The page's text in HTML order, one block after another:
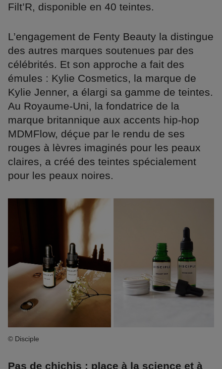
Filt’R, disponible en 40 teintes.
L’engagement de Fenty Beauty la distingue
des autres marques soutenues par des
célébrités. Et son approche a fait des
émules : Kylie Cosmetics, la marque de
Kylie Jenner, a élargi sa gamme de teintes.
Au Royaume-Uni, la fondatrice de la
marque britannique aux accents hip-hop
MDMFlow, déçue par le rendu de ses
rouges à lèvres imaginés pour les peaux
claires, a créé des teintes spécialement
pour les peaux noires.
© Disciple
Pas de chichis : place à la science et à